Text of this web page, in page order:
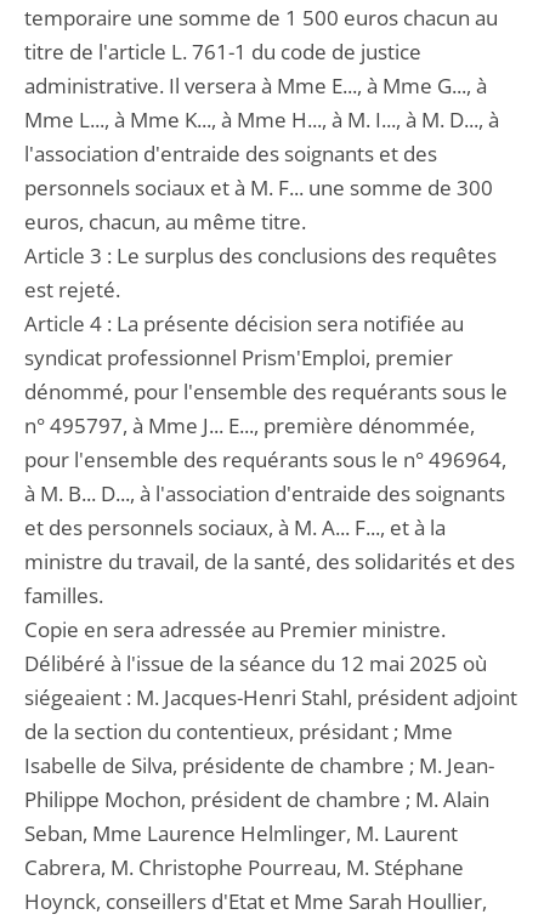
temporaire une somme de 1 500 euros chacun au
titre de l'article L. 761-1 du code de justice
administrative. Il versera à Mme E..., à Mme G..., à
Mme L..., à Mme K..., à Mme H..., à M. I..., à M. D..., à
l'association d'entraide des soignants et des
personnels sociaux et à M. F... une somme de 300
euros, chacun, au même titre.
Article 3 : Le surplus des conclusions des requêtes
est rejeté.
Article 4 : La présente décision sera notifiée au
syndicat professionnel Prism'Emploi, premier
dénommé, pour l'ensemble des requérants sous le
n° 495797, à Mme J... E..., première dénommée,
pour l'ensemble des requérants sous le n° 496964,
à M. B... D..., à l'association d'entraide des soignants
et des personnels sociaux, à M. A... F..., et à la
ministre du travail, de la santé, des solidarités et des
familles.
Copie en sera adressée au Premier ministre.
Délibéré à l'issue de la séance du 12 mai 2025 où
siégeaient : M. Jacques-Henri Stahl, président adjoint
de la section du contentieux, présidant ; Mme
Isabelle de Silva, présidente de chambre ; M. Jean-
Philippe Mochon, président de chambre ; M. Alain
Seban, Mme Laurence Helmlinger, M. Laurent
Cabrera, M. Christophe Pourreau, M. Stéphane
Hoynck, conseillers d'Etat et Mme Sarah Houllier,